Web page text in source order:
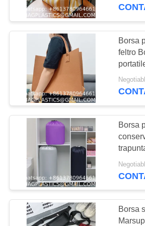
CONTROLLO
DI
QUALITÀ
CONTATTICI
RICHIEDA
UNA
CITAZIONE
MAPPA
DEL
SITO
Prodotti per il
campeggio
Forniture
PRODOTTI
ESTERNO
FORNITURE
a
Borsa
feltro
partite
Borsa
finitura
vestiti
Borsa